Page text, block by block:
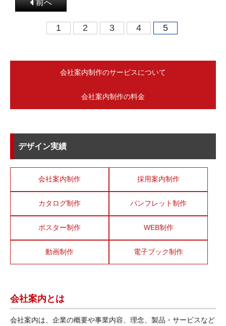
前へ
1 2 3 4 5
会社案内制作のサービスについて
会社案内制作の料金
デザイン実績
会社案内制作 採用案内制作
カタログ制作 パンフレット制作
ポスター制作 WEB制作
動画制作 電子ブック制作
会社案内とは
会社案内は、企業の概要や事業内容、理念、製品・サービスなど